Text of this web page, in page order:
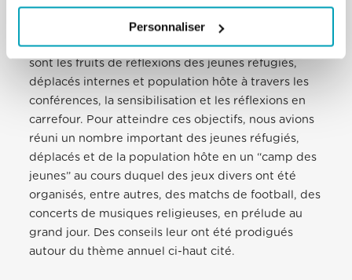
Personnaliser
communautés ecclésiales de bases, non comme
des intrus et des étrangers mais comme des
membres de la famille. Ces différentes résolutions
sont les fruits de réflexions des jeunes réfugiés,
déplacés internes et population hôte à travers les
conférences, la sensibilisation et les réflexions en
carrefour. Pour atteindre ces objectifs, nous avions
réuni un nombre important des jeunes réfugiés,
déplacés et de la population hôte en un “camp des
jeunes” au cours duquel des jeux divers ont été
organisés, entre autres, des matchs de football, des
concerts de musiques religieuses, en prélude au
grand jour. Des conseils leur ont été prodigués
autour du thème annuel ci-haut cité.